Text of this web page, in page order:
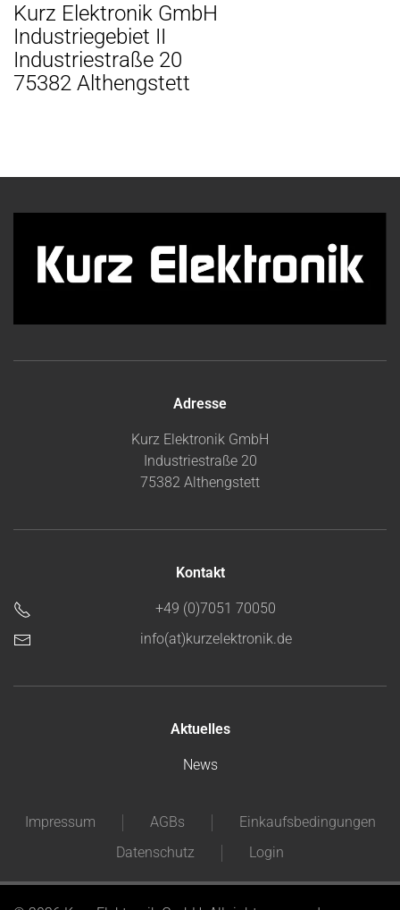
Kurz Elektronik GmbH
Industriegebiet II
Industriestraße 20
75382 Althengstett
Adresse
Kurz Elektronik GmbH
Industriestraße 20
75382 Althengstett
Kontakt
+49 (0)7051 70050
info(at)kurzelektronik.de
Aktuelles
News
Impressum AGBs
Einkaufsbedingungen
Datenschutz
Login